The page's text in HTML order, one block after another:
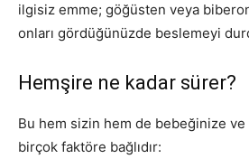
ilgisiz emme; göğüsten veya
onları gördüğünüzde beslemeyi
Hemşire ne kadar sürer?
Bu hem sizin hem de bebeğinize
birçok faktöre bağlıdır: